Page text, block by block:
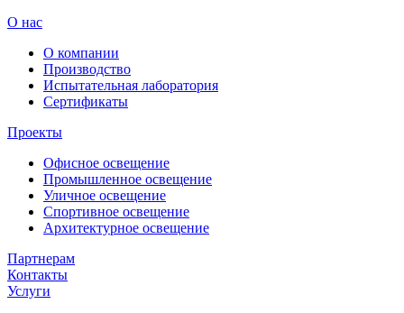
О нас
О компании
Производство
Испытательная лаборатория
Сертификаты
Проекты
Офисное освещение
Промышленное освещение
Уличное освещение
Спортивное освещение
Архитектурное освещение
Партнерам
Контакты
Услуги